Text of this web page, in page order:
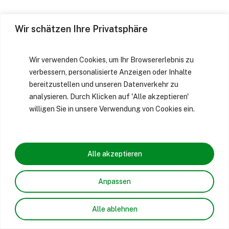
Wir schätzen Ihre Privatsphäre
Wir verwenden Cookies, um Ihr Browsererlebnis zu
verbessern, personalisierte Anzeigen oder Inhalte
bereitzustellen und unseren Datenverkehr zu
analysieren. Durch Klicken auf 'Alle akzeptieren'
willigen Sie in unsere Verwendung von Cookies ein.
Anpassen
Alle ablehnen
Alle akzeptieren